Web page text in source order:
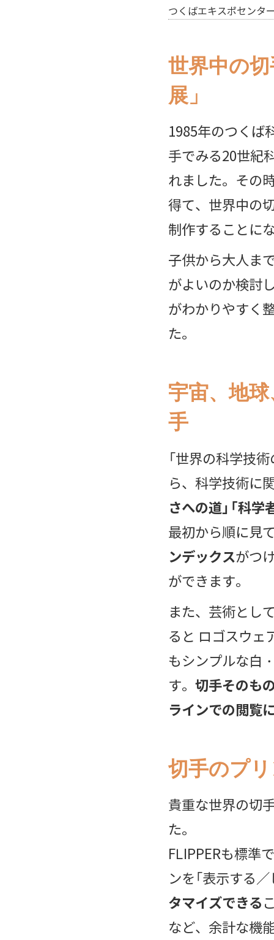
つくばエキスポセンタ
世界中の
展」
1985年のつくば
手でみる20世紀
れました。その
得て、世界中の
制作することに
子供から大人ま
がよいのか検討
がわかりやすく
た。
宇宙、地
手
「世界の科学技
ら、科学技術に
さへの道」「科学
最初から順に見
ンデックスがつ
ができます。
また、芸術とし
ると ロゴスウェ
もシンプルな白
す。 切手そのも
ラインでの閲覧
切手のプ
貴重な世界の切
た。
FLIPPERも標準
ンを「表示する
タマイズできる
など、余計な機